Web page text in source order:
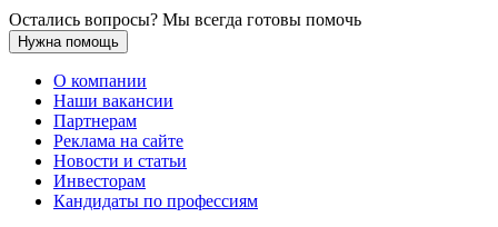
Остались вопросы? Мы всегда готовы помочь
Нужна помощь
О компании
Наши вакансии
Партнерам
Реклама на сайте
Новости и статьи
Инвесторам
Кандидаты по профессиям